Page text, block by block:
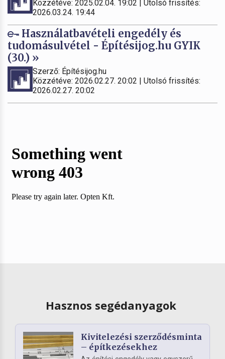
Közzétéve: 2025.02.04. 19:02 | Utolsó frissítés:
2026.03.24. 19:44
Használatbavételi engedély és
tudomásulvétel - Építésijog.hu GYIK
(30.) »
Szerző: Építésijog.hu
Közzétéve: 2026.02.27. 20:02 | Utolsó frissítés:
2026.02.27. 20:02
Hasznos segédanyagok
Kivitelezési szerződésminta
– építkezésekhez